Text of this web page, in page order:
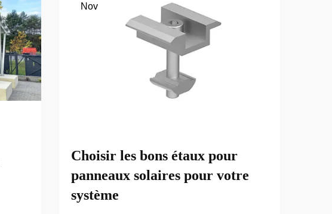
Nov
Choisir les bons étaux pour
panneaux solaires pour votre
système